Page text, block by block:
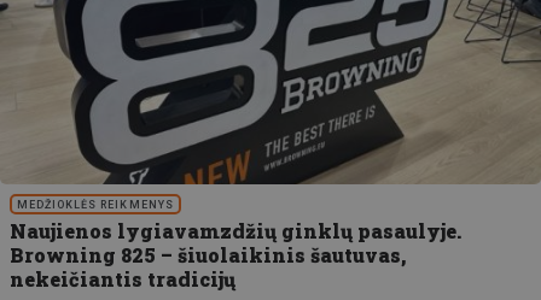
MEDŽIOKLĖS REIKMENYS
Naujienos lygiavamzdžių ginklų pasaulyje.
Browning 825 – šiuolaikinis šautuvas,
nekeičiantis tradicijų